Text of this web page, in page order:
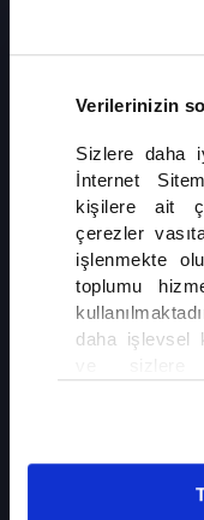
Verilerinizin
Sizlere daha
İnternet
kişilere ait
çerezler
işlenmekte
toplumu
daha işlevsel
olarak açık
vasıtasıyla
detaylı bilgi
Almanya'da 1973
çocuğunun
ve bilgi sahibi
İLGİNİZİ ÇEKEBİLİR